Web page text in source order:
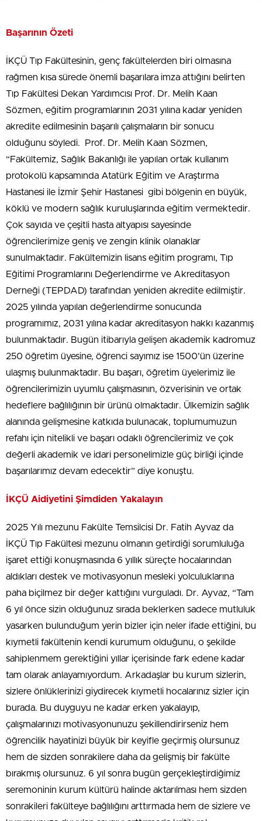
Başarının Özeti
İKÇÜ Tıp Fakültesinin, genç fakültelerden biri olmasına
rağmen kısa sürede önemli başarılara imza attığını belirten
Tıp Fakültesi Dekan Yardımcısı Prof. Dr. Melih Kaan
Sözmen, eğitim programlarının 2031 yılına kadar yeniden
akredite edilmesinin başarılı çalışmaların bir sonucu
olduğunu söyledi. Prof. Dr. Melih Kaan Sözmen,
“Fakültemiz, Sağlık Bakanlığı ile yapılan ortak kullanım
protokolü kapsamında Atatürk Eğitim ve Araştırma
Hastanesi ile İzmir Şehir Hastanesi gibi bölgenin en büyük,
köklü ve modern sağlık kuruluşlarında eğitim vermektedir.
Çok sayıda ve çeşitli hasta altyapısı sayesinde
öğrencilerimize geniş ve zengin klinik olanaklar
sunulmaktadır. Fakültemizin lisans eğitim programı, Tıp
Eğitimi Programlarını Değerlendirme ve Akreditasyon
Derneği (TEPDAD) tarafından yeniden akredite edilmiştir.
2025 yılında yapılan değerlendirme sonucunda
programımız, 2031 yılına kadar akreditasyon hakkı kazanmış
bulunmaktadır. Bugün itibarıyla gelişen akademik kadromuz
250 öğretim üyesine, öğrenci sayımız ise 1500’ün üzerine
ulaşmış bulunmaktadır. Bu başarı, öğretim üyelerimiz ile
öğrencilerimizin uyumlu çalışmasının, özverisinin ve ortak
hedeflere bağlılığının bir ürünü olmaktadır. Ülkemizin sağlık
alanında gelişmesine katkıda bulunacak, toplumumuzun
refahı için nitelikli ve başarı odaklı öğrencilerimiz ve çok
değerli akademik ve idari personelimizle güç birliği içinde
başarılarımız devam edecektir” diye konuştu.
İKÇÜ Aidiyetini Şimdiden Yakalayın
2025 Yılı mezunu Fakülte Temsilcisi Dr. Fatih Ayvaz da
İKÇÜ Tıp Fakültesi mezunu olmanın getirdiği sorumluluğa
işaret ettiği konuşmasında 6 yıllık süreçte hocalarından
aldıkları destek ve motivasyonun mesleki yolculuklarına
paha biçilmez bir değer kattığını vurguladı. Dr. Ayvaz, “Tam
6 yıl önce sizin olduğunuz sırada beklerken sadece mutluluk
yasarken bulunduğum yerin bizler için neler ifade ettiğini, bu
kıymetli fakültenin kendi kurumum olduğunu, o şekilde
sahiplenmem gerektiğini yıllar içerisinde fark edene kadar
tam olarak anlayamıyordum. Arkadaşlar bu kurum sizlerin,
sizlere önlüklerinizi giydirecek kıymetli hocalarınız sizler için
burada. Bu duyguyu ne kadar erken yakalayıp,
çalışmalarınızı motivasyonunuzu şekillendirirseniz hem
öğrencilik hayatinizi büyük bir keyifle geçirmiş olursunuz
hem de sizden sonrakilere daha da gelişmiş bir fakülte
bırakmış olursunuz. 6 yıl sonra bugün gerçekleştirdiğimiz
seremoninin kurum kültürü halinde aktarılması hem sizden
sonrakileri fakülteye bağlılığını arttırmada hem de sizlere ve